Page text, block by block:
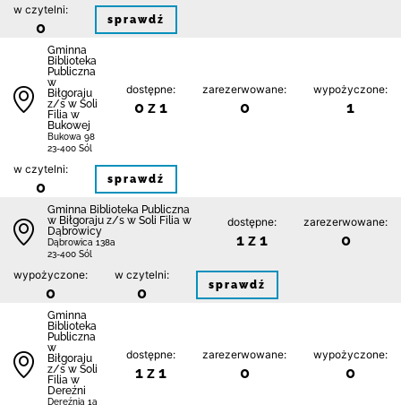
w czytelni:
0 sprawdź
Gminna
Biblioteka
Publiczna
w
Biłgoraju
z/s w Soli
Filia w
Bukowej
Bukowa 98
23-400 Sól
dostępne:
0 z 1
zarezerwowane:
0
wypożyczone:
1
w czytelni:
0 sprawdź
Gminna Biblioteka Publiczna
w Biłgoraju z/s w Soli Filia w
Dąbrowicy
Dąbrowica 138a
23-400 Sól
dostępne:
1 z 1
zarezerwowane:
0
wypożyczone:
0
w czytelni:
0 sprawdź
Gminna
Biblioteka
Publiczna
w
Biłgoraju
z/s w Soli
Filia w
Dereźni
Dereźnia 1a
dostępne:
1 z 1
zarezerwowane:
0
wypożyczone:
0